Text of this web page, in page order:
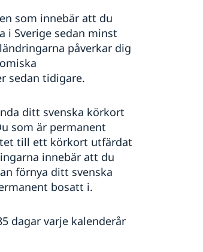
som innebär att du
i Sverige sedan minst
påverkar dig
sedan tidigare.
ditt svenska körkort
som är permanent
till ett körkort utfärdat
innebär att du
förnya ditt svenska
bosatt i.
dagar varje kalenderår